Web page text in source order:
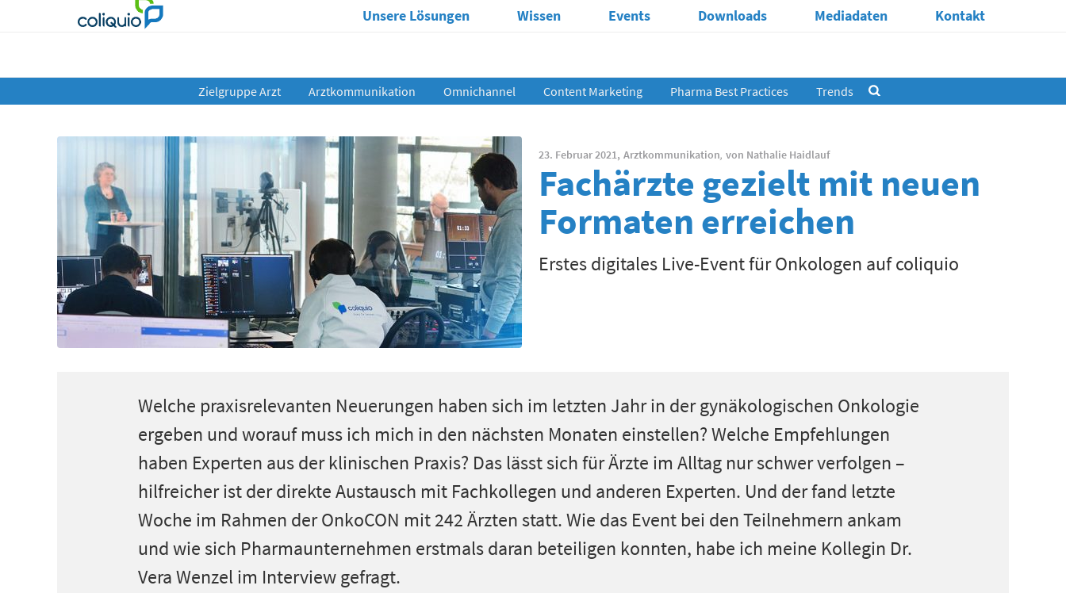
Unsere Lösungen Wissen Events Downloads Mediadaten Kontakt
Zielgruppe Arzt Arztkommunikation Omnichannel Content Marketing Pharma Best Practices Trends
23. Februar 2021, Arztkommunikation, von Nathalie Haidlauf
Fachärzte gezielt mit neuen
Formaten erreichen
Erstes digitales Live-Event für Onkologen auf coliquio
Welche praxisrelevanten Neuerungen haben sich im letzten Jahr in der gynäkologischen Onkologie
ergeben und worauf muss ich mich in den nächsten Monaten einstellen? Welche Empfehlungen
haben Experten aus der klinischen Praxis? Das lässt sich für Ärzte im Alltag nur schwer verfolgen –
hilfreicher ist der direkte Austausch mit Fachkollegen und anderen Experten. Und der fand letzte
Woche im Rahmen der OnkoCON mit 242 Ärzten statt. Wie das Event bei den Teilnehmern ankam
und wie sich Pharmaunternehmen erstmals daran beteiligen konnten, habe ich meine Kollegin Dr.
Vera Wenzel im Interview gefragt.